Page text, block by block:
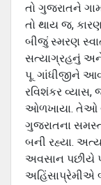
તો ગુજરાતને
તો થાય જ,
બીજું સ્મરણ
સત્યાગ્રહનું
પૂ. ગાંધીજીને
રવિશંકર વ્યાસ,
ઓળખાયા. તેઓ
ગુજરાતના
બની રહ્યા.
અવસાન પછીયે
અહિંસાપ્રેમીએ